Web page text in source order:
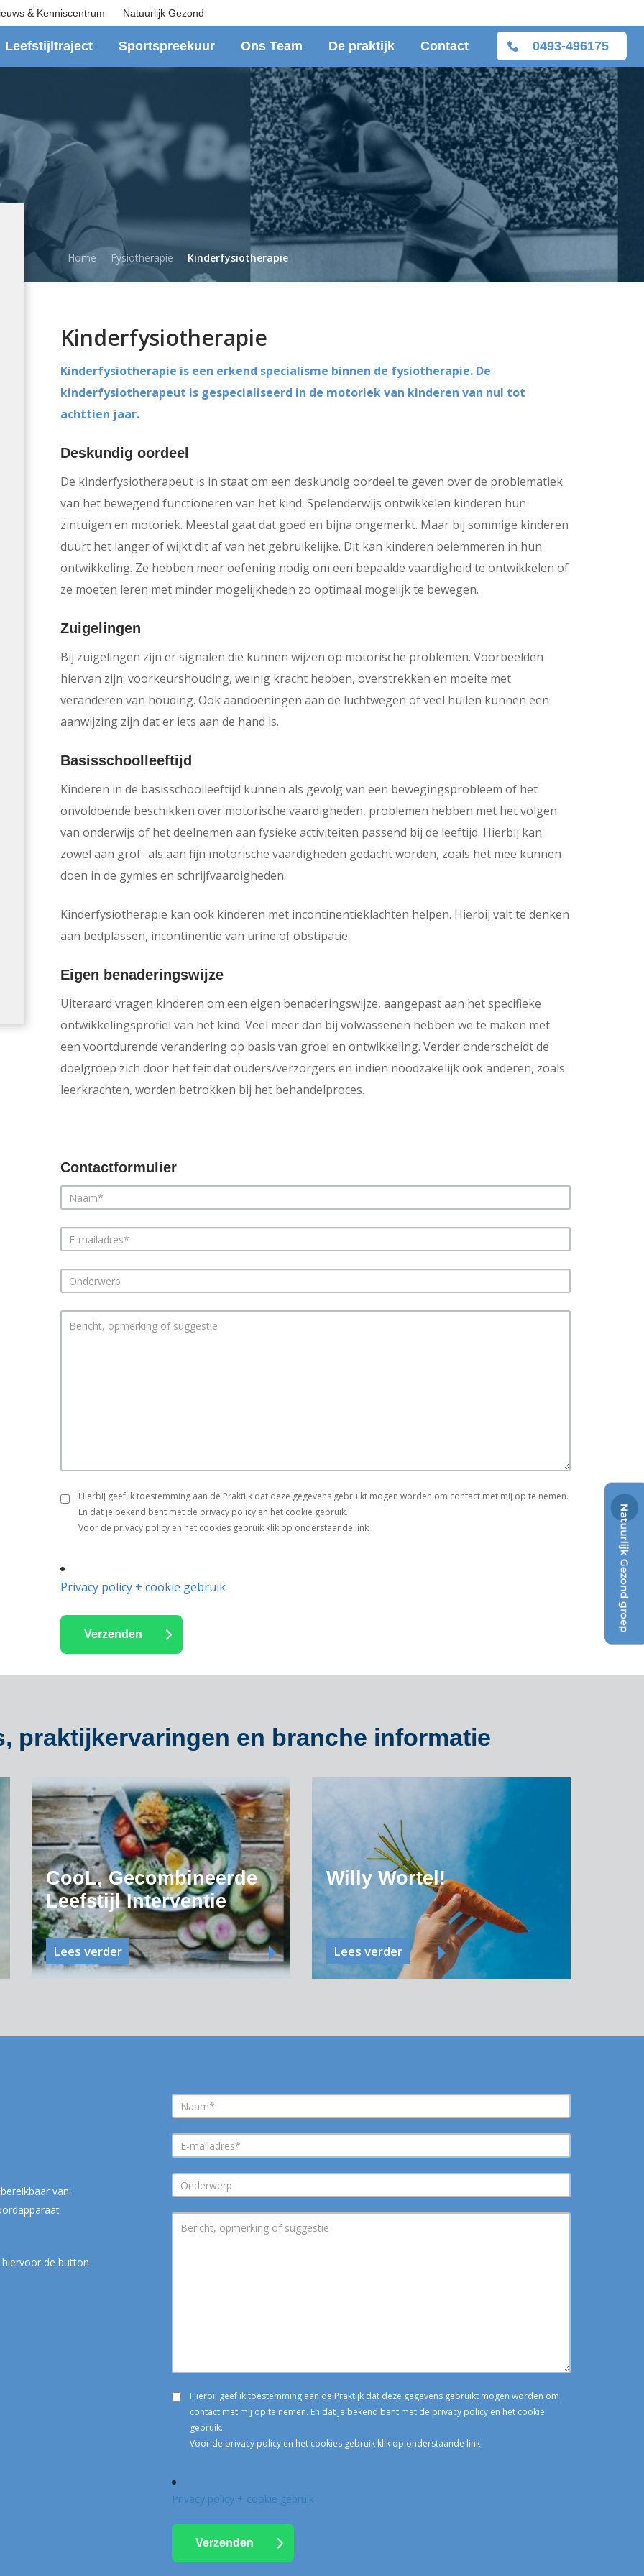
& Kenniscentrum Natuurlijk Gezond
Leefstijltraject Sportspreekuur Ons Team De praktijk Contact 0493-496175
Home Fysiotherapie Kinderfysiotherapie
Kinderfysiotherapie
Kinderfysiotherapie is een erkend specialisme binnen de fysiotherapie. De
kinderfysiotherapeut is gespecialiseerd in de motoriek van kinderen van nul tot
achttien jaar.
Deskundig oordeel
De kinderfysiotherapeut is in staat om een deskundig oordeel te geven over de problematiek
van het bewegend functioneren van het kind. Spelenderwijs ontwikkelen kinderen hun
zintuigen en motoriek. Meestal gaat dat goed en bijna ongemerkt. Maar bij sommige kinderen
duurt het langer of wijkt dit af van het gebruikelijke. Dit kan kinderen belemmeren in hun
ontwikkeling. Ze hebben meer oefening nodig om een bepaalde vaardigheid te ontwikkelen of
ze moeten leren met minder mogelijkheden zo optimaal mogelijk te bewegen.
Zuigelingen
Bij zuigelingen zijn er signalen die kunnen wijzen op motorische problemen. Voorbeelden
hiervan zijn: voorkeurshouding, weinig kracht hebben, overstrekken en moeite met
veranderen van houding. Ook aandoeningen aan de luchtwegen of veel huilen kunnen een
aanwijzing zijn dat er iets aan de hand is.
Basisschoolleeftijd
Kinderen in de basisschoolleeftijd kunnen als gevolg van een bewegingsprobleem of het
onvoldoende beschikken over motorische vaardigheden, problemen hebben met het volgen
van onderwijs of het deelnemen aan fysieke activiteiten passend bij de leeftijd. Hierbij kan
zowel aan grof- als aan fijn motorische vaardigheden gedacht worden, zoals het mee kunnen
doen in de gymles en schrijfvaardigheden.
Kinderfysiotherapie kan ook kinderen met incontinentieklachten helpen. Hierbij valt te denken
aan bedplassen, incontinentie van urine of obstipatie.
Eigen benaderingswijze
Uiteraard vragen kinderen om een eigen benaderingswijze, aangepast aan het specifieke
ontwikkelingsprofiel van het kind. Veel meer dan bij volwassenen hebben we te maken met
een voortdurende verandering op basis van groei en ontwikkeling. Verder onderscheidt de
doelgroep zich door het feit dat ouders/verzorgers en indien noodzakelijk ook anderen, zoals
leerkrachten, worden betrokken bij het behandelproces.
Contactformulier
Hierbij geef ik toestemming aan de Praktijk dat deze gegevens gebruikt mogen worden om contact met mij op te nemen.
En dat je bekend bent met de privacy policy en het cookie gebruik.
Voor de privacy policy en het cookies gebruik klik op onderstaande link
Privacy policy + cookie gebruik
praktijkervaringen en branche informatie
CooL, Gecombineerde
Leefstijl Interventie
Lees verder
Willy Wortel!
Lees verder
van:
de button
Hierbij geef ik toestemming aan de Praktijk dat deze gegevens gebruikt mogen worden om
contact met mij op te nemen. En dat je bekend bent met de privacy policy en het cookie
gebruik.
Voor de privacy policy en het cookies gebruik klik op onderstaande link
Privacy policy + cookie gebruik